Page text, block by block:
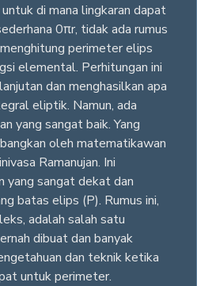
di mana lingkaran dapat
0πr, tidak ada rumus
perimeter elips
elemental. Perhitungan ini
dan menghasilkan apa
eliptik. Namun, ada
yang sangat baik. Yang
oleh matematikawan
Ramanujan. Ini
yang sangat dekat dan
batas elips (P). Rumus ini,
adalah salah satu
dibuat dan banyak
dan teknik ketika
untuk perimeter.